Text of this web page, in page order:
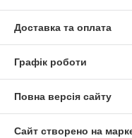
Доставка та оплата
Графік роботи
Повна версія сайту
Сайт створено на